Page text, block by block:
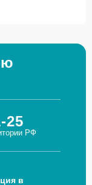
25
РФ
в